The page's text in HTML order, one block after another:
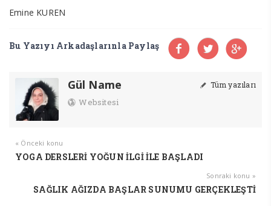
Emine KUREN
Bu Yazıyı Arkadaşlarınla Paylaş
Gül Name Tüm yazıları
Websitesi
« Önceki konu
YOGA DERSLERİ YOĞUN İLGİ İLE BAŞLADI
Sonraki konu »
SAĞLIK AĞIZDA BAŞLAR SUNUMU GERÇEKLEŞTİ